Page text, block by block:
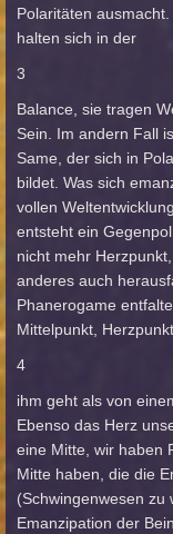
Polaritäten
halten sich in der
3
Balance, sie tragen
Sein. Im andern Fall
Same, der sich in
bildet. Was sich
vollen
entsteht ein
nicht mehr
anderes auch
Phanerogame
Mittelpunkt,
4
ihm geht als von
Ebenso das Herz
eine Mitte, wir haben
Mitte haben, die die
(Schwingenwesen zu
Emanzipation der